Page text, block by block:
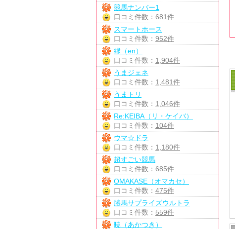
競馬ナンバー1
口コミ件数： 681件
スマートホース
口コミ件数： 952件
縁（en）
口コミ件数： 1,904件
うまジェネ
口コミ件数： 1,481件
うまトリ
口コミ件数： 1,046件
Re:KEIBA（リ・ケイバ）
口コミ件数： 104件
ウマ☆ドラ
口コミ件数： 1,180件
超すごい競馬
口コミ件数： 685件
OMAKASE（オマカセ）
口コミ件数： 475件
勝馬サプライズウルトラ
口コミ件数： 559件
暁（あかつき）